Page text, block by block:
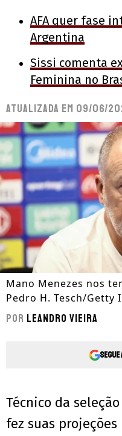
AFA quer fase
Argentina
Sissi comenta
Feminina no
Atualizada em 09/06/
Mano Menezes nos
Pedro H. Tesch/Getty
Por Leandro Vieira
Segue
Técnico da
fez suas projeções